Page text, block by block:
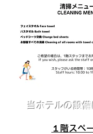
当ホテルの設
１階スペ